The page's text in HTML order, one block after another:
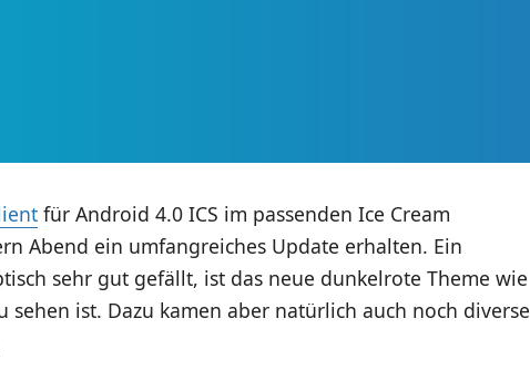
für Android 4.0 ICS im passenden Ice Cream
Abend ein umfangreiches Update erhalten. Ein
sehr gut gefällt, ist das neue dunkelrote Theme wie
sehen ist. Dazu kamen aber natürlich auch noch diverse